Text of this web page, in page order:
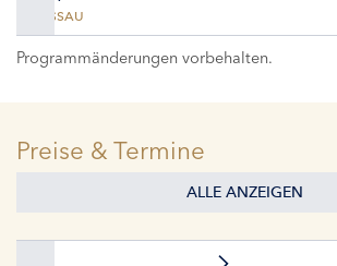
PASSAU
Programmänderungen vorbehalten.
Preise & Termine
ALLE ANZEIGEN